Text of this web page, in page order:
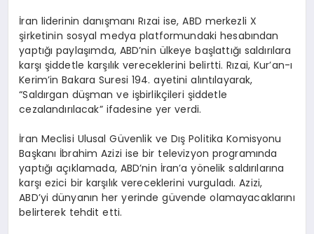
İran liderinin danışmanı Rızai ise, ABD merkezli X
şirketinin sosyal medya platformundaki hesabından
yaptığı paylaşımda, ABD’nin ülkeye başlattığı saldırılara
karşı şiddetle karşılık vereceklerini belirtti. Rızai, Kur’an-ı
Kerim’in Bakara Suresi 194. ayetini alıntılayarak,
“Saldırgan düşman ve işbirlikçileri şiddetle
cezalandırılacak” ifadesine yer verdi.
İran Meclisi Ulusal Güvenlik ve Dış Politika Komisyonu
Başkanı İbrahim Azizi ise bir televizyon programında
yaptığı açıklamada, ABD’nin İran’a yönelik saldırılarına
karşı ezici bir karşılık vereceklerini vurguladı. Azizi,
ABD’yi dünyanın her yerinde güvende olamayacaklarını
belirterek tehdit etti.